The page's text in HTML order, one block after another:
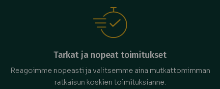
Tarkat ja nopeat toimitukset
Reagoimme nopeasti ja valitsemme aina mutkattomimman
ratkaisun koskien toimituksianne.